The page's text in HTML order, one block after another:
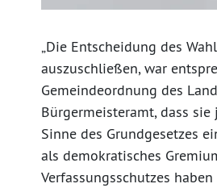
„Die Entscheidung des
auszuschließen, war
Gemeindeordnung des
Bürgermeisteramt, dass
Sinne des Grundgesetzes
als demokratisches
Verfassungsschutzes